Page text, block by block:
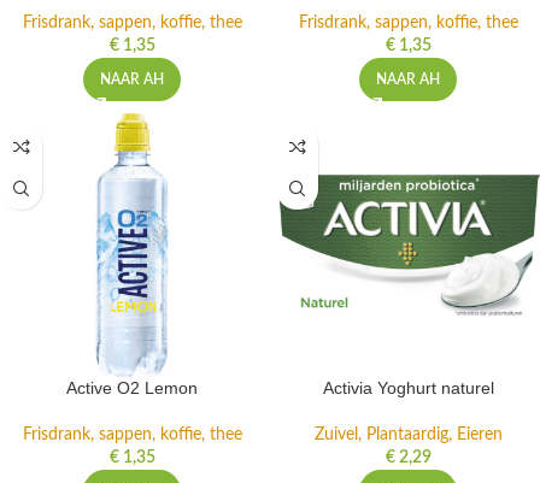
Frisdrank, sappen, koffie, thee
€1,35
NAAR AH
Frisdrank, sappen, koffie, thee
€1,35
NAAR AH
Active O2 Lemon
Frisdrank, sappen, koffie, thee
€1,35
Activia Yoghurt naturel
Zuivel, Plantaardig, Eieren
€2,29